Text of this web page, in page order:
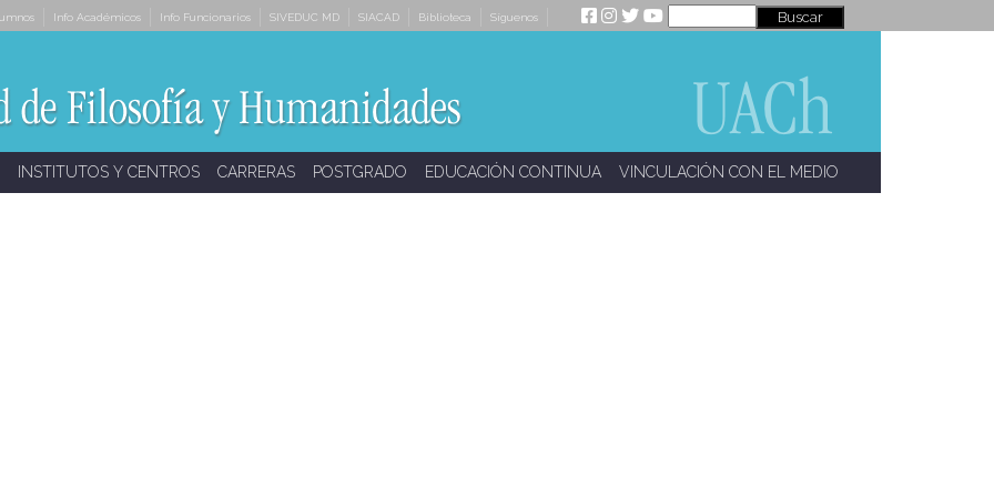
Info Académicos Info Funcionarios SIVEDUC MD SIACAD Biblioteca Síguenos
INSTITUTOS Y CENTROS CARRERAS POSTGRADO EDUCACIÓN CONTINUA VINCULACIÓN CON EL MEDIO